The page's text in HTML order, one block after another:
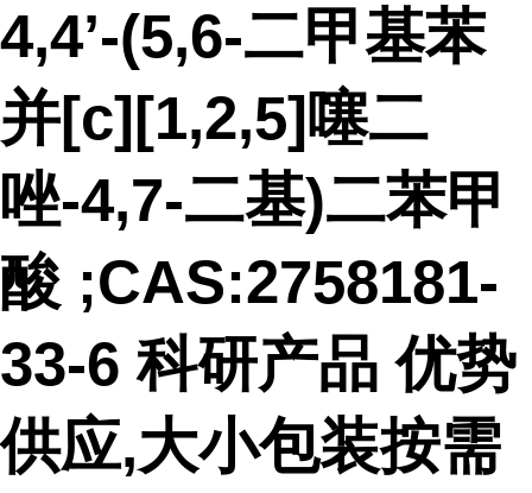
4,4’-(5,6-二甲基苯
并[c][1,2,5]噻二
唑-4,7-二基)二苯甲
酸 ;CAS:2758181-
33-6 科研产品 优势
供应,大小包装按需